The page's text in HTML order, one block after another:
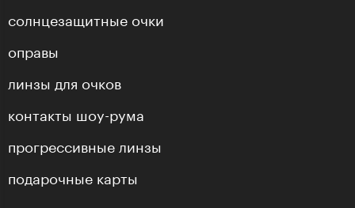
солнцезащитные очки
оправы
линзы для очков
контакты шоу-рума
прогрессивные линзы
подарочные карты